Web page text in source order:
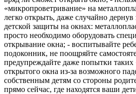
«микропроветривание» на
легко открыть, даже случайно
детской защиты на окнах:
просто необходимо оборудовать
открывание окна; - воспитывайте
подоконник, не поощряйте
предупреждайте даже попытки таких
открытого окна из-за возможного
собственным детям со стороны
прямо сейчас, где находятся ваши